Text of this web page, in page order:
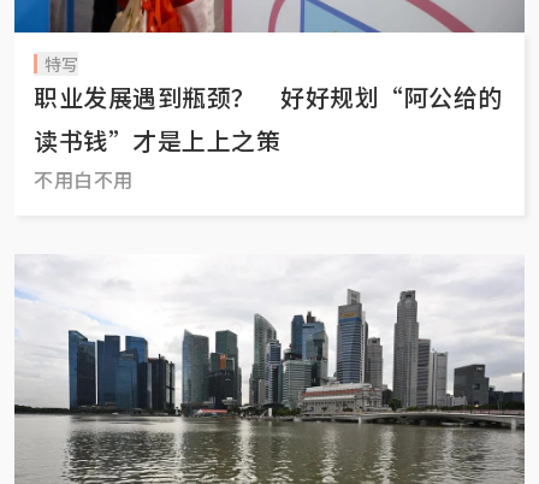
特写
职业发展遇到瓶颈？ 好好规划“阿公给的
读书钱”才是上上之策
不用白不用